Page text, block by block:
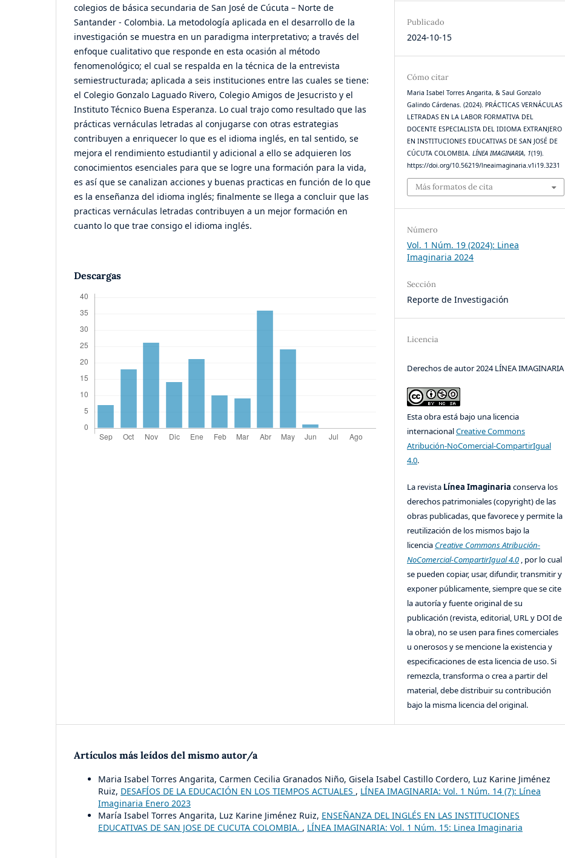
colegios de básica secundaria de San José de Cúcuta – Norte de
Santander - Colombia. La metodología aplicada en el desarrollo de la
investigación se muestra en un paradigma interpretativo; a través del
enfoque cualitativo que responde en esta ocasión al método
fenomenológico; el cual se respalda en la técnica de la entrevista
semiestructurada; aplicada a seis instituciones entre las cuales se tiene:
el Colegio Gonzalo Laguado Rivero, Colegio Amigos de Jesucristo y el
Instituto Técnico Buena Esperanza. Lo cual trajo como resultado que las
prácticas vernáculas letradas al conjugarse con otras estrategias
contribuyen a enriquecer lo que es el idioma inglés, en tal sentido, se
mejora el rendimiento estudiantil y adicional a ello se adquieren los
conocimientos esenciales para que se logre una formación para la vida,
es así que se canalizan acciones y buenas practicas en función de lo que
es la enseñanza del idioma inglés; finalmente se llega a concluir que las
practicas vernáculas letradas contribuyen a un mejor formación en
cuanto lo que trae consigo el idioma inglés.
Descargas
Publicado
2024-10-15
Cómo citar
Maria Isabel Torres Angarita, & Saul Gonzalo
Galindo Cárdenas. (2024). PRÁCTICAS VERNÁCULAS
LETRADAS EN LA LABOR FORMATIVA DEL
DOCENTE ESPECIALISTA DEL IDIOMA EXTRANJERO
EN INSTITUCIONES EDUCATIVAS DE SAN JOSÉ DE
CÚCUTA COLOMBIA.LÍNEA IMAGINARIA, 1(19).
https://doi.org/10.56219/lneaimaginaria.v1i19.3231
Más formatos de cita
Número
Vol. 1 Núm. 19 (2024): Linea
Imaginaria 2024
Sección
Reporte de Investigación
Licencia
Derechos de autor 2024 LÍNEA IMAGINARIA
Esta obra está bajo una licencia
internacionalCreative Commons
Atribución-NoComercial-CompartirIgual
4.0.
La revista Línea Imaginariaconserva los
derechos patrimoniales (copyright) de las
obras publicadas, que favorece y permite la
reutilización de los mismos bajo la
licencia Creative Commons Atribución-
NoComercial-CompartirIgual 4.0 , por lo cual
se pueden copiar, usar, difundir, transmitir y
exponer públicamente, siempre que se cite
la autoría y fuente original de su
publicación (revista, editorial, URL y DOI de
la obra), no se usen para fines comerciales
u onerosos y se mencione la existencia y
especificaciones de esta licencia de uso. Si
remezcla, transforma o crea a partir del
material, debe distribuir su contribución
bajo la misma licencia del original.
Artículos más leídos del mismo autor/a
Maria Isabel Torres Angarita, Carmen Cecilia Granados Niño, Gisela Isabel Castillo Cordero, Luz Karine Jiménez
Ruiz, DESAFÍOS DE LA EDUCACIÓN EN LOS TIEMPOS ACTUALES , LÍNEA IMAGINARIA: Vol. 1 Núm. 14 (7): Línea
Imaginaria Enero 2023
María Isabel Torres Angarita, Luz Karine Jiménez Ruiz, ENSEÑANZA DEL INGLÉS EN LAS INSTITUCIONES
EDUCATIVAS DE SAN JOSE DE CUCUTA COLOMBIA. , LÍNEA IMAGINARIA: Vol. 1 Núm. 15: Linea Imaginaria